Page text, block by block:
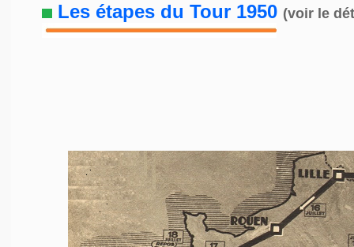
Les étapes du Tour 1950 (voir le